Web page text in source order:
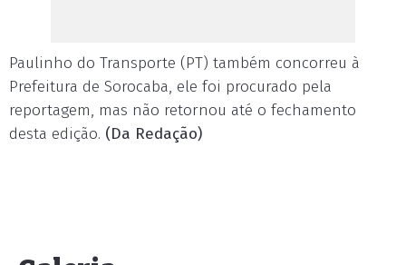
Paulinho do Transporte (PT) também concorreu à
Prefeitura de Sorocaba, ele foi procurado pela
reportagem, mas não retornou até o fechamento
desta edição. (Da Redação)